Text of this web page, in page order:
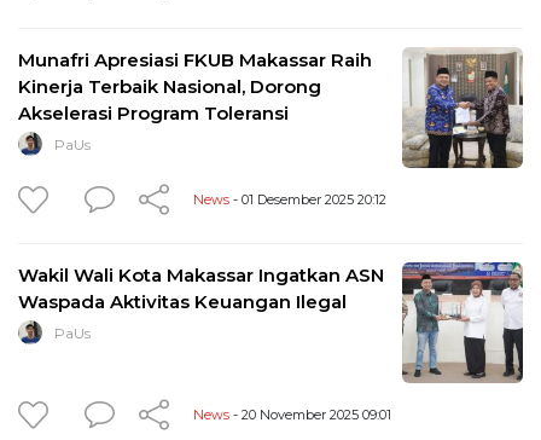
Munafri Apresiasi FKUB Makassar Raih
Kinerja Terbaik Nasional, Dorong
Akselerasi Program Toleransi
PaUs
News - 01 Desember 2025 20:12
Wakil Wali Kota Makassar Ingatkan ASN
Waspada Aktivitas Keuangan Ilegal
PaUs
News - 20 November 2025 09:01